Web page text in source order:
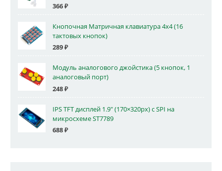
366₽
Кнопочная Матричная клавиатура 4x4 (16
тактовых кнопок)
289₽
Модуль аналогового джойстика (5 кнопок, 1
аналоговый порт)
248₽
IPS TFT дисплей 1.9" (170×320px) с SPI на
микросхеме ST7789
688₽